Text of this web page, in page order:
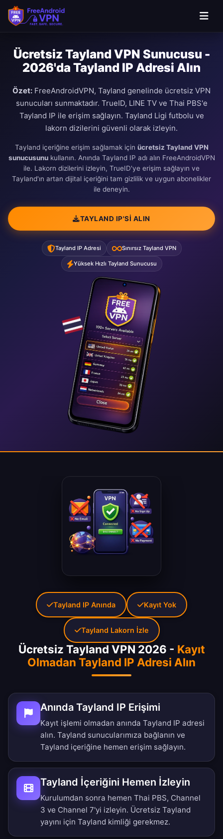
Ücretsiz Tayland VPN Sunucusu -
2026'da Tayland IP Adresi Alın
Özet: FreeAndroidVPN, Tayland genelinde ücretsiz VPN
sunucuları sunmaktadır. TrueID, LINE TV ve Thai PBS'e
Tayland IP ile erişim sağlayın. Tayland Ligi futbolu ve
lakorn dizilerini güvenli olarak izleyin.
Tayland içeriğine erişim sağlamak için ücretsiz Tayland VPN
sunucusunukullanın. Anında Tayland IP adı alın FreeAndroidVPN
ile. Lakorn dizilerini izleyin, TrueID'ye erişim sağlayın ve
Tayland'ın artan dijital içeriğini tam gizlilik ve uygun abonelikler
ile deneyin.
TAYLAND IP'SI ALIN
Tayland IP Adresi Sınırsız Tayland VPN
Yüksek Hızlı Tayland Sunucusu
Ücretsiz Tayland VPN 2026 - Kayıt
Olmadan Tayland IP Adresi Alın
Anında Tayland IP Erişimi
Kayıt işlemi olmadan anında Tayland IP adresi
alın. Tayland sunucularımıza bağlanın ve
Tayland içeriğine hemen erişim sağlayın.
Tayland İçeriğini Hemen İzleyin
Kurulumdan sonra hemen Thai PBS, Channel
3 ve Channel 7'yi izleyin. Ücretsiz Tayland
yayını için Tayland kimliği gerekmez.
Tayland IP Anında Kayıt Yok
Tayland Lakorn İzle